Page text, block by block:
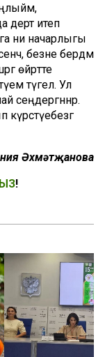
дерт итеп
ни начарлыгы
безне бердәм
өйрәтте
түгел. Ул
сеңдергәннәр.
Әхмәтҗанова
!